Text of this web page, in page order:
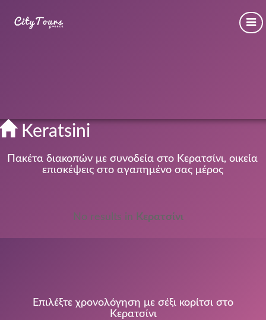
Keratsini
Πακέτα διακοπών με συνοδεία στο Κερατσίνι, οικεία
επισκέψεις στο αγαπημένο σας μέρος
No results in Κερατσίνι
Επιλέξτε χρονολόγηση με σέξι κορίτσι στο
Κερατσίνι